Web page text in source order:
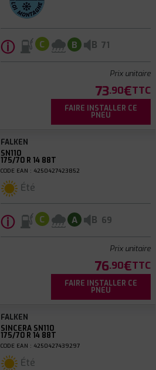
ⓘ C B B 71
Prix unitaire
73.90€TTC
FAIRE INSTALLER CE
PNEU
FALKEN
SN110
175/70 R 14 88T
CODE EAN : 4250427423852
Été
ⓘ C A B 69
Prix unitaire
76.90€TTC
FAIRE INSTALLER CE
PNEU
FALKEN
SINCERA SN110
175/70 R 14 88T
CODE EAN : 4250427439297
Été